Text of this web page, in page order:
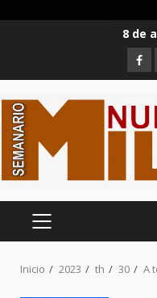
8 de
MENÚ
Inicio 2023 th 30 A